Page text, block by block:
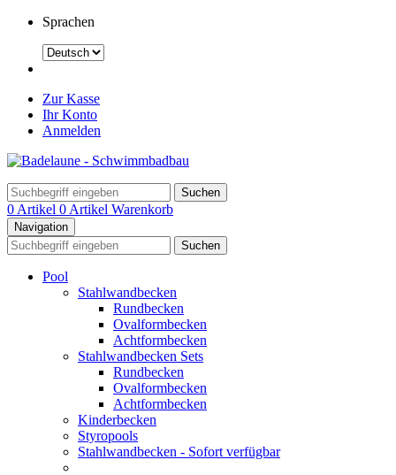
Sprachen
Zur Kasse
Ihr Konto
Anmelden
Suchen
0 Artikel 0 Artikel Warenkorb
Navigation
Suchen
Pool
Stahlwandbecken
Rundbecken
Ovalformbecken
Achtformbecken
Stahlwandbecken Sets
Rundbecken
Ovalformbecken
Achtformbecken
Kinderbecken
Styropools
Stahlwandbecken - Sofort verfügbar